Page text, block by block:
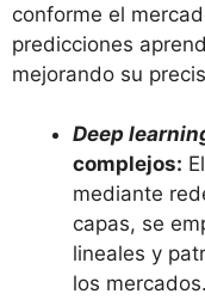
conforme el
predicciones
mejorando su
Deep
complejos: El
mediante
capas, se
lineales y
los